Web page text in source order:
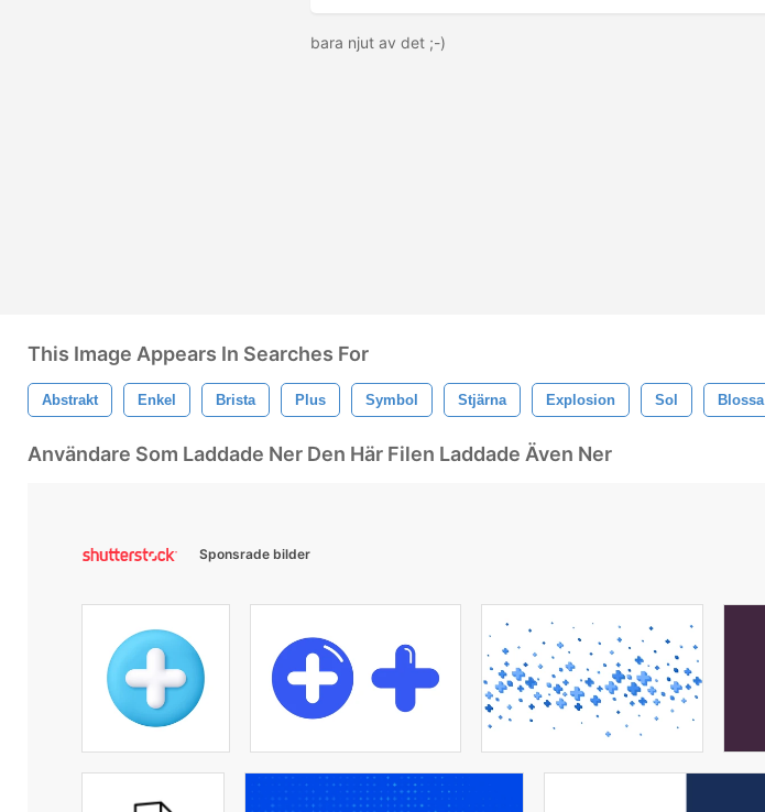
bara njut av det ;-)
This Image Appears In Searches For
Abstrakt Enkel Brista Plus Symbol Stjärna Explosion Sol Blossa
Användare Som Laddade Ner Den Här Filen Laddade Även Ner
Sponsrade bilder